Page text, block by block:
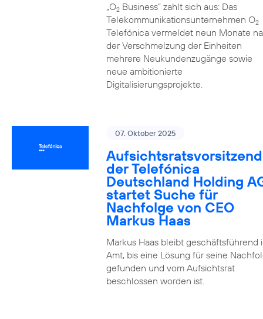
„O2Business” zahlt sich aus: Das
Telekommunikationsunternehmen O2
Telefónica vermeldet neun Monate
der Verschmelzung der Einheiten
mehrere Neukundenzugänge sowie
neue ambitionierte
Digitalisierungsprojekte.
07. Oktober 2025
der Telefónica
Deutschland Holding
startet Suche für
Nachfolge von CEO
Markus Haas
Markus Haas bleibt geschäftsführend
Amt, bis eine Lösung für seine
gefunden und vom Aufsichtsrat
beschlossen worden ist.